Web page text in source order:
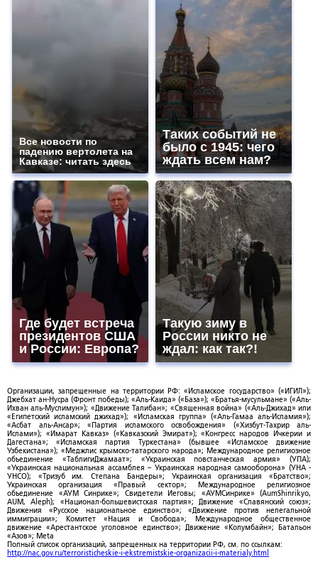
Все новости по
падению вертолета на
Кавказе: читать здесь
Таких событий не
было с 1945: чего
ждать всем нам?
Где будет встреча
президентов США
и России: Европа?
Такую зиму в
России никто не
ждал: как так?!
Организации, запрещенные на территории РФ: «Исламское государство» («ИГИЛ»);
Джебхат ан-Нусра (Фронт победы); «Аль-Каида» («База»); «Братья-мусульмане» («Аль-
Ихван аль-Муслимун»); «Движение Талибан»; «Священная война» («Аль-Джихад» или
«Египетский исламский джихад»); «Исламская группа» («Аль-Гамаа аль-Исламия»);
«Асбат аль-Ансар»; «Партия исламского освобождения» («Хизбут-Тахрир аль-
Ислами»); «Имарат Кавказ» («Кавказский Эмират»); «Конгресс народов Ичкерии и
Дагестана»; «Исламская партия Туркестана» (бывшее «Исламское движение
Узбекистана»); «Меджлис крымско-татарского народа»; Международное религиозное
объединение «ТаблигиДжамаат»; «Украинская повстанческая армия» (УПА);
«Украинская национальная ассамблея – Украинская народная самооборона» (УНА -
УНСО); «Тризуб им. Степана Бандеры»; Украинская организация «Братство»;
Украинская организация «Правый сектор»; Международное религиозное
объединение «АУМ Синрике»; Свидетели Иеговы; «АУМСинрике» (AumShinrikyo,
AUM, Aleph); «Национал-большевистская партия»; Движение «Славянский союз»;
Движения «Русское национальное единство»; «Движение против нелегальной
иммиграции»; Комитет «Нация и Свобода»; Международное общественное
движение «Арестантское уголовное единство»; Движение «Колумбайн»; Батальон
«Азов»; Meta
Полный список организаций, запрещенных на территории РФ, см. по ссылкам:
http://nac.gov.ru/terroristicheskie-i-ekstremistskie-organizacii-i-materialy.html